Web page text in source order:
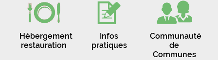
Hébergement
restauration
Infos
pratiques
Communauté
de
Communes